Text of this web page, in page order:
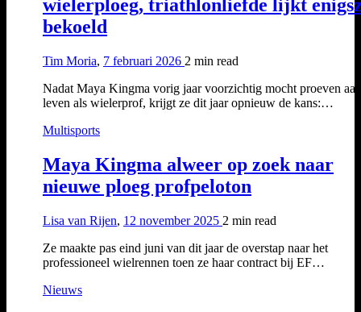
wielerploeg, triathlonliefde lijkt
bekoeld
Tim Moria, 7 februari 2026 2 min read
Nadat Maya Kingma vorig jaar voorzichtig mocht proeven
leven als wielerprof, krijgt ze dit jaar opnieuw de kans:…
Multisports
Maya Kingma alweer op zoek naar
nieuwe ploeg profpeloton
Lisa van Rijen, 12 november 2025 2 min read
Ze maakte pas eind juni van dit jaar de overstap naar het
professioneel wielrennen toen ze haar contract bij EF…
Nieuws